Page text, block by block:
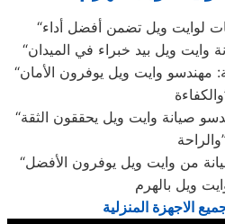
“جودة في كل تفاصيل الصيانة: مهندسو وايت ويل يوفرون الأمان
“الاعتماد على الاحترافية: مهندسو صيانة وايت ويل يحققون الثقة
ويل بالهرم
الاجهزة المنزلية